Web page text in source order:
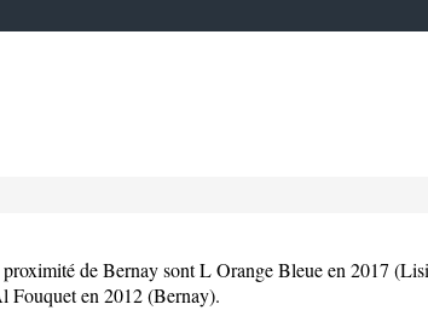
de Bernay sont L Orange Bleue en 2017
Fouquet en 2012 (Bernay).